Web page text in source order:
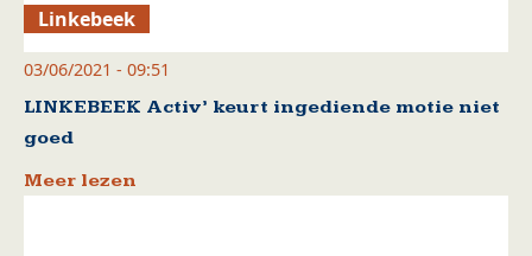
Linkebeek
03/06/2021 - 09:51
LINKEBEEK Activ’ keurt ingediende motie niet
goed
Meer lezen